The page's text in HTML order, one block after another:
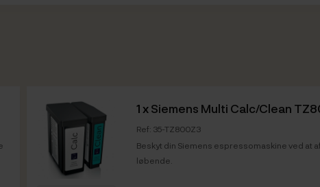
1 xSiemens Multi Calc/Clean
Ref: 35-TZ800Z3
Beskyt din Siemens espressomaskine ved at
løbende.